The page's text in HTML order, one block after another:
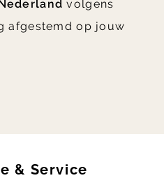
volgens
afgestemd op jouw
& Service